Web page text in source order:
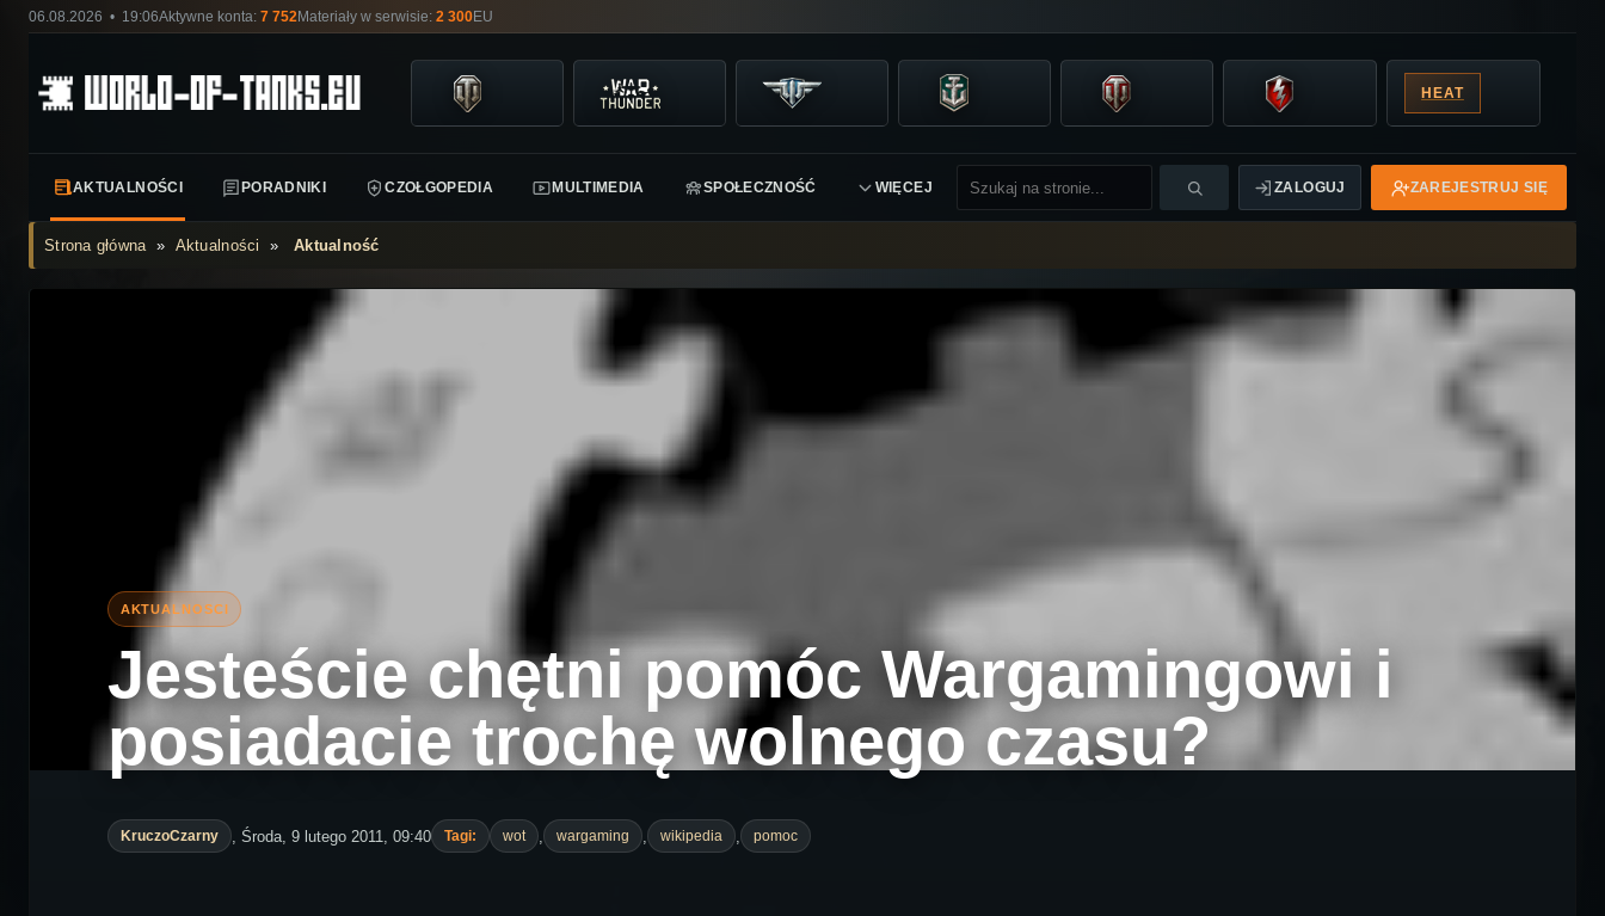
06.08.2026 • 19:06Aktywne konta: 7 752Materiały w serwisie: 2 300EU
HEAT
AKTUALNOŚCI PORADNIKI CZOŁGOPEDIA MULTIMEDIA SPOŁECZNOŚĆ WIĘCEJ ZALOGUJ ZAREJESTRUJ SIĘ
Strona główna» Aktualności »Aktualność
Jesteście chętni pomóc Wargamingowi i
posiadacie trochę wolnego czasu?
KruczoCzarny , Środa, 9 lutego 2011, 09:40 Tagi: wot , wargaming , wikipedia , pomoc